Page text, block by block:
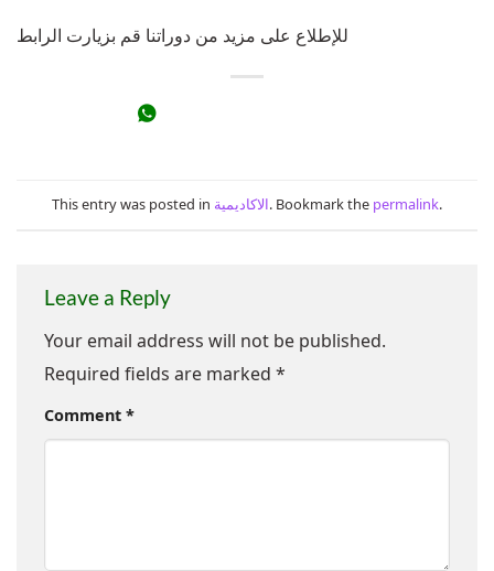
للإطلاع على مزيد من دوراتنا قم بزيارت الرابط
This entry was posted in الاكاديمية. Bookmark the permalink.
Leave a Reply
Your email address will not be published.
Required fields are marked *
Comment *